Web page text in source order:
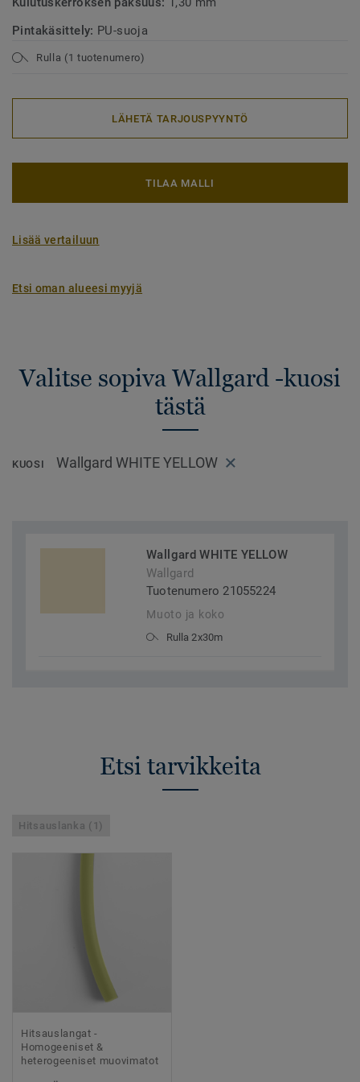
Pintakäsittely: PU-suoja
Rulla (1 tuotenumero)
LÄHETÄ TARJOUSPYYNTÖ
TILAA MALLI
Lisää vertailuun
Etsi oman alueesi myyjä
Valitse sopiva Wallgard -kuosi
tästä
KUOSI Wallgard WHITE YELLOW
Wallgard WHITE YELLOW
Wallgard
Tuotenumero 21055224
Muoto ja koko
Rulla 2x30m
Etsi tarvikkeita
Hitsauslanka (1)
Hitsauslangat -
Homogeeniset &
heterogeeniset muovimatot